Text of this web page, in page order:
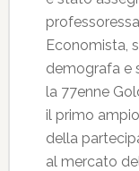
Economista,
demografa e
la 77enne
il primo
della
al mercato